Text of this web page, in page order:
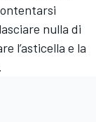
nulla di
l’asticella e la